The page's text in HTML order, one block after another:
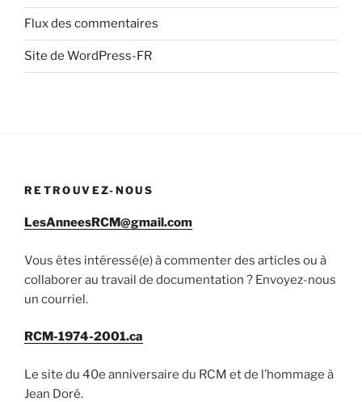
Flux des commentaires
Site de WordPress-FR
RETROUVEZ-NOUS
LesAnneesRCM@gmail.com
Vous êtes intéressé(e) à commenter des articles ou à
collaborer au travail de documentation ? Envoyez-nous
un courriel.
RCM-1974-2001.ca
Le site du 40e anniversaire du RCM et de l’hommage à
Jean Doré.